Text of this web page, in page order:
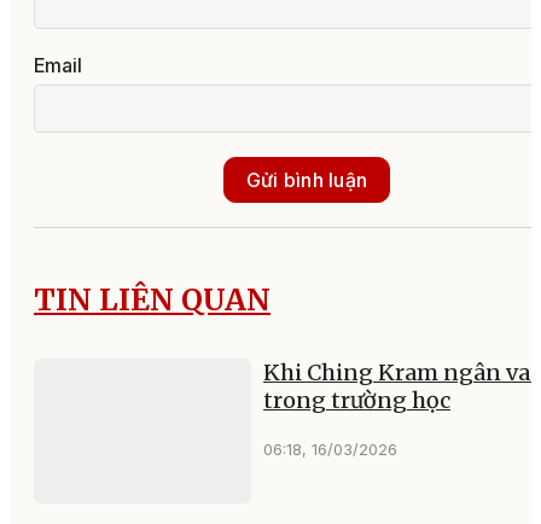
Email
Gửi bình luận
TIN LIÊN QUAN
Khi Ching Kram ngân
trong trường học
06:18, 16/03/2026